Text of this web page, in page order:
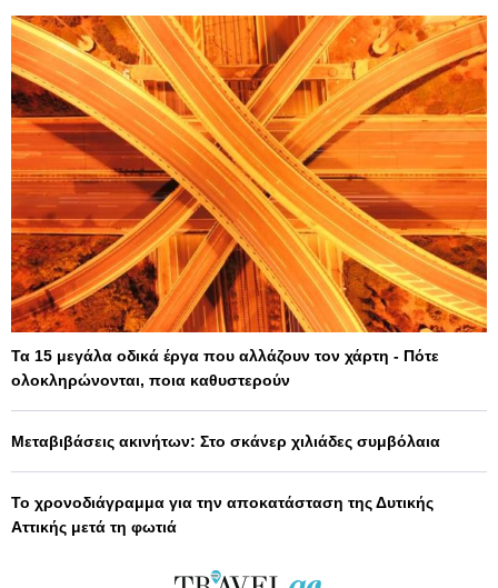
Τα 15 μεγάλα οδικά έργα που αλλάζουν τον χάρτη - Πότε
ολοκληρώνονται, ποια καθυστερούν
Μεταβιβάσεις ακινήτων: Στο σκάνερ χιλιάδες συμβόλαια
Το χρονοδιάγραμμα για την αποκατάσταση της Δυτικής
Αττικής μετά τη φωτιά